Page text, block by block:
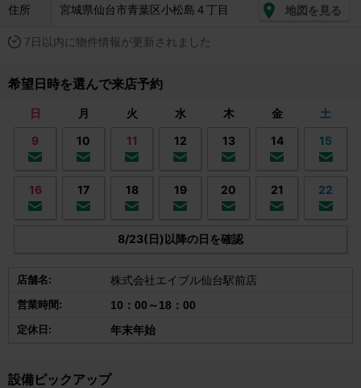
住所 宮城県仙台市青葉区小松島４丁目 地図を見る
7日以内に物件情報が更新されました
希望日時を選んで来店予約
日 月 火 水 木 金
土
9
10 11 12 13 14 15
16 17 18 19 20 21 22
8/23(日)以降の日を確認
店舗名: 株式会社エイブル仙台駅前店
営業時間: 10：00～18：00
定休日: 年末年始
設備ピックアップ